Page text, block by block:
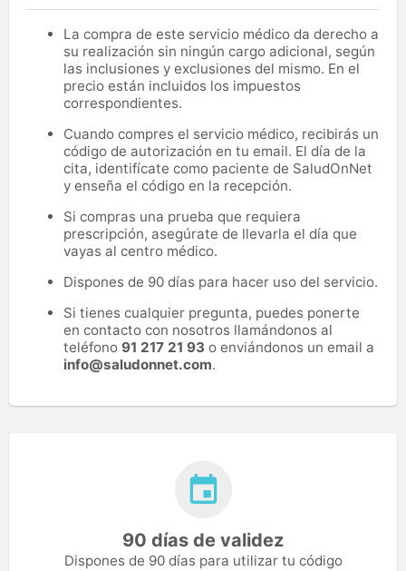
La compra de este servicio médico da derecho a
su realización sin ningún cargo adicional, según
las inclusiones y exclusiones del mismo. En el
precio están incluidos los impuestos
correspondientes.
Cuando compres el servicio médico, recibirás un
código de autorización en tu email. El día de la
cita, identifícate como paciente de SaludOnNet
y enseña el código en la recepción.
Si compras una prueba que requiera
prescripción, asegúrate de llevarla el día que
vayas al centro médico.
Dispones de 90 días para hacer uso del servicio.
Si tienes cualquier pregunta, puedes ponerte
en contacto con nosotros llamándonos al
teléfono 91 217 21 93 o enviándonos un email a
info@saludonnet.com.
90 días de validez
Dispones de 90 días para utilizar tu código